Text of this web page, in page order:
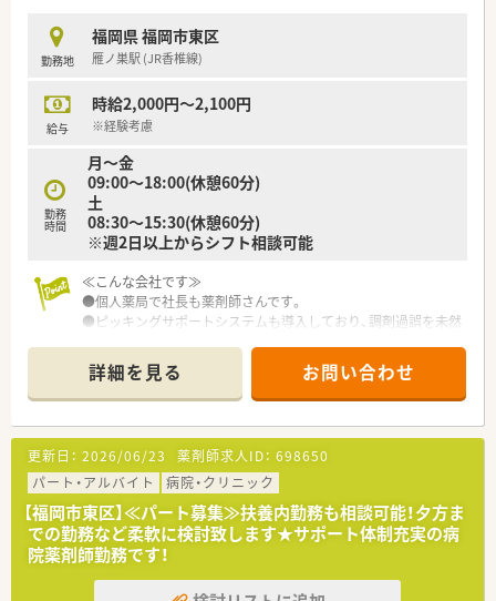
■専門資格や対人業務面の実績により手当を支給！社員の取り組
みをしっかり評価していただける環境です。
■残業代は１分単位で支給。労務管理体制も整っています。
＜こんな方におススメ＞
➁店舗移動によって幅広い経験を積みたいけど通勤距離が遠く
⇒福岡都市圏内にドミナント展開しているため、ご自身の通勤圏
内で総合病院門前、クリニックとのマンツーマン
クリニックモール型等・・幅広い形態の店舗を経験していただけ
ます。
のために転居はしたくない・・
⇒一般的に起こるキャリアアップに伴う転居等も無く、じっくり
と福岡県に腰を据えて
薬剤師としてのキャリアを積んでいただくことが可能です。
部長職のほとんどが中途で入社されています。
勤務地
福岡県 福岡市東区
雁ノ巣駅 (JR香椎線)
給与
時給2,000円～2,100円
※経験考慮
勤務
時間
月～金
09:00～18:00(休憩60分)
土
08:30～15:30(休憩60分)
※週2日以上からシフト相談可能
≪こんな会社です≫
●個人薬局で社長も薬剤師さんです。
●ピッキングサポートシステムも導入しており、調剤過誤を未然
●薬剤師手当として別途5,000円/月の支給があります。
詳細を見る お問い合わせ
更新日： 2026/06/23 薬剤師求人ID： 698650
パート・アルバイト
病院・クリニック
【福岡市東区】≪パート募集≫扶養内勤務も相談可能！夕方ま
での勤務など柔軟に検討致します★サポート体制充実の病
院薬剤師勤務です！